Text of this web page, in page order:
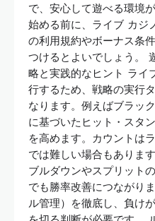
で、安心して遊べる環境
始める前に、ライブ カジ
の利用規約やボーナス条
つけるとよいでしょう。
略と実践的なヒント ライ
行するため、戦略の実行
なります。例えばブラッ
に基づいたヒット・スタ
を高めます。カウントは
では難しい場合もありま
ブルダウンやスプリット
でも勝率改善につながり
ル管理）を徹底し、負け